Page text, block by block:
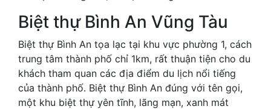
Biệt thự Bình An Vũng Tàu
Biệt thự Bình An tọa lạc tại khu vực phường 1, cách
trung tâm thành phố chỉ 1km, rất thuận tiện cho du
khách tham quan các địa điểm du lịch nổi tiếng
của thành phố. Biệt thự Bình An đúng với tên gọi,
một khu biệt thự yên tĩnh, lãng mạn, xanh mát